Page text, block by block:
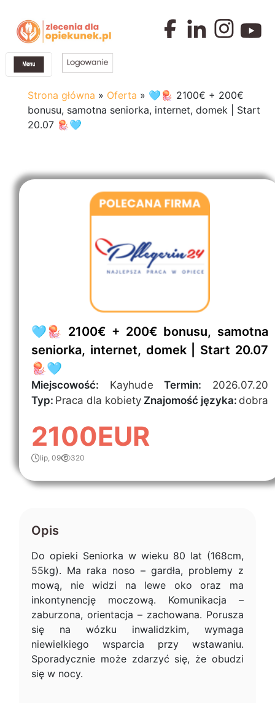
Strona główna » Oferta » 🩵🪼 2100€ + 200€
bonusu, samotna seniorka, internet, domek | Start
20.07 🪼🩵
🩵🪼 2100€ + 200€ bonusu, samotna
seniorka, internet, domek | Start 20.07
🪼🩵
Miejscowość: Kayhude Termin:
2026.07.20
Typ: Praca dla kobiety Znajomość języka: dobra
2100EUR
lip, 09 320
Opis
Do opieki Seniorka w wieku 80 lat (168cm,
55kg). Ma raka noso – gardła, problemy z
mową, nie widzi na lewe oko oraz ma
inkontynencję moczową. Komunikacja –
zaburzona, orientacja – zachowana. Porusza
się na wózku inwalidzkim, wymaga
niewielkiego wsparcia przy wstawaniu.
Sporadycznie może zdarzyć się, że obudzi
się w nocy.